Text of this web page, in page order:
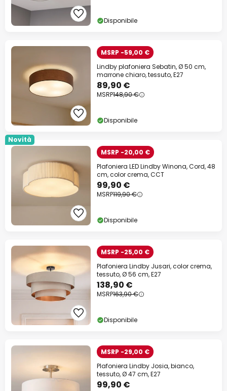
Disponibile
MSRP -59,00 €
Lindby plafoniera Sebatin, Ø 50 cm,
marrone chiaro, tessuto, E27
89,90 €
MSRP148,90 €
Disponibile
Novità
MSRP -20,00 €
Plafoniera LED Lindby Winona, Cord, 48
cm, color crema, CCT
99,90 €
MSRP119,90 €
Disponibile
MSRP -25,00 €
Plafoniera Lindby Jusari, color crema,
tessuto, Ø 56 cm, E27
138,90 €
MSRP163,90 €
Disponibile
MSRP -29,00 €
Plafoniera Lindby Josia, bianco,
tessuto, Ø 47 cm, E27
99,90 €